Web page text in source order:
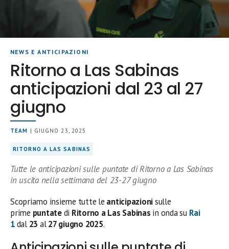
NEWS E ANTICIPAZIONI
Ritorno a Las Sabinas
anticipazioni dal 23 al 27
giugno
TEAM | GIUGNO 23, 2025
RITORNO A LAS SABINAS
Tutte le anticipazioni sulle puntate di Ritorno a Las Sabinas
in uscita nella settimana del 23-27 giugno
Scopriamo insieme tutte le anticipazionisulle
prime puntatedi Ritorno a Las Sabinas in onda su Rai
1dal23 al27 giugno 2025.